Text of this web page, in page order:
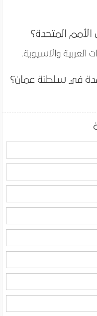
المتحدة؟
العربية والآسيوية.
في سلطنة عمان؟